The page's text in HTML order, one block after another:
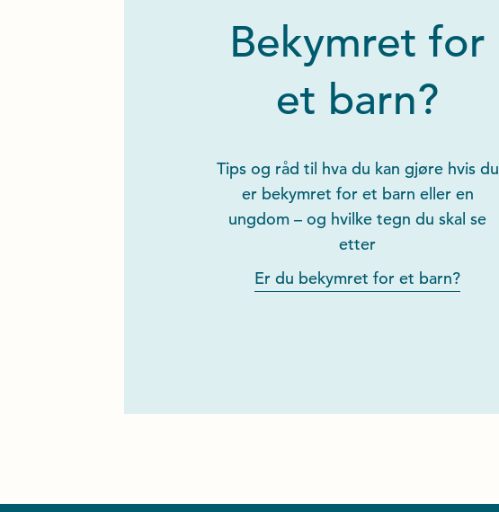
Bekymret for
et barn?
Tips og råd til hva du kan gjøre hvis du
er bekymret for et barn eller en
ungdom – og hvilke tegn du skal se
etter
Er du bekymret for et barn?